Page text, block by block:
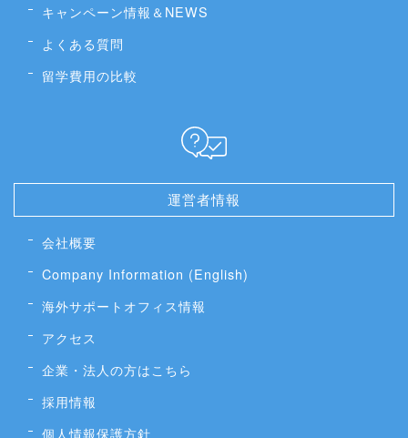
キャンペーン情報＆NEWS
よくある質問
留学費用の比較
運営者情報
会社概要
Company Information (English)
海外サポートオフィス情報
アクセス
企業・法人の方はこちら
採用情報
個人情報保護方針